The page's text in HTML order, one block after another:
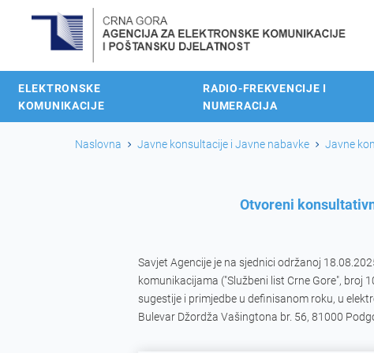
ELEKTRONSKE
KOMUNIKACIJE
RADIO-FREKVENCIJE I
NUMERACIJA
Naslovna Javne konsultacije i Javne nabavke Javne
Otvoreni
Savjet Agencije je na sjednici održanoj
komunikacijama ("Službeni list Crne Gore",
sugestije i primjedbe u definisanom roku, u
Bulevar Džordža Vašingtona br. 56, 81000